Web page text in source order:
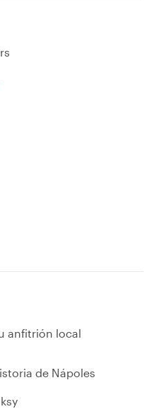
anfitrión local
de Nápoles